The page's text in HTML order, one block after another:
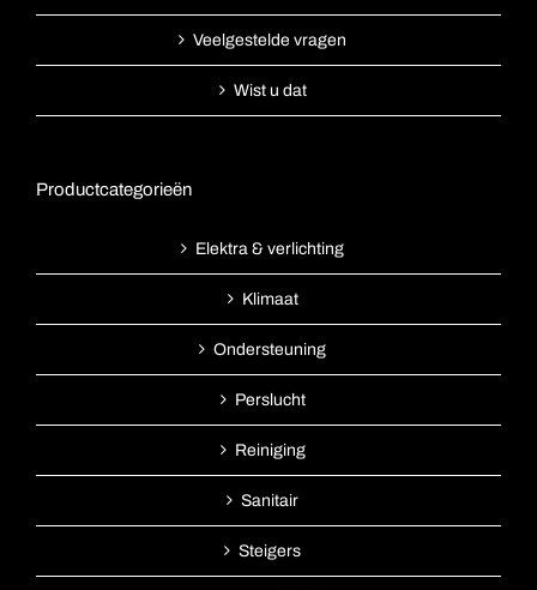
Veelgestelde vragen
Wist u dat
Productcategorieën
Elektra & verlichting
Klimaat
Ondersteuning
Perslucht
Reiniging
Sanitair
Steigers